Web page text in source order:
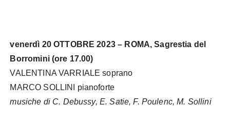
venerdì 20 OTTOBRE 2023 – ROMA, Sagrestia del
Borromini (ore 17.00)
VALENTINA VARRIALE soprano
MARCO SOLLINI pianoforte
musiche di C. Debussy, E. Satie, F. Poulenc, M. Sollini